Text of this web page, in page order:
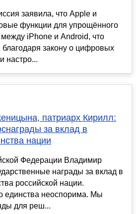
заявила, что Apple и
функции для упрощённого
iPhone и Android, что
закону о цифровых
настро...
патриарх Кирилл:
за вклад в
нации
Федерации Владимир
награды за вклад в
российской нации.
единства неоспорима. Мы
для реш...